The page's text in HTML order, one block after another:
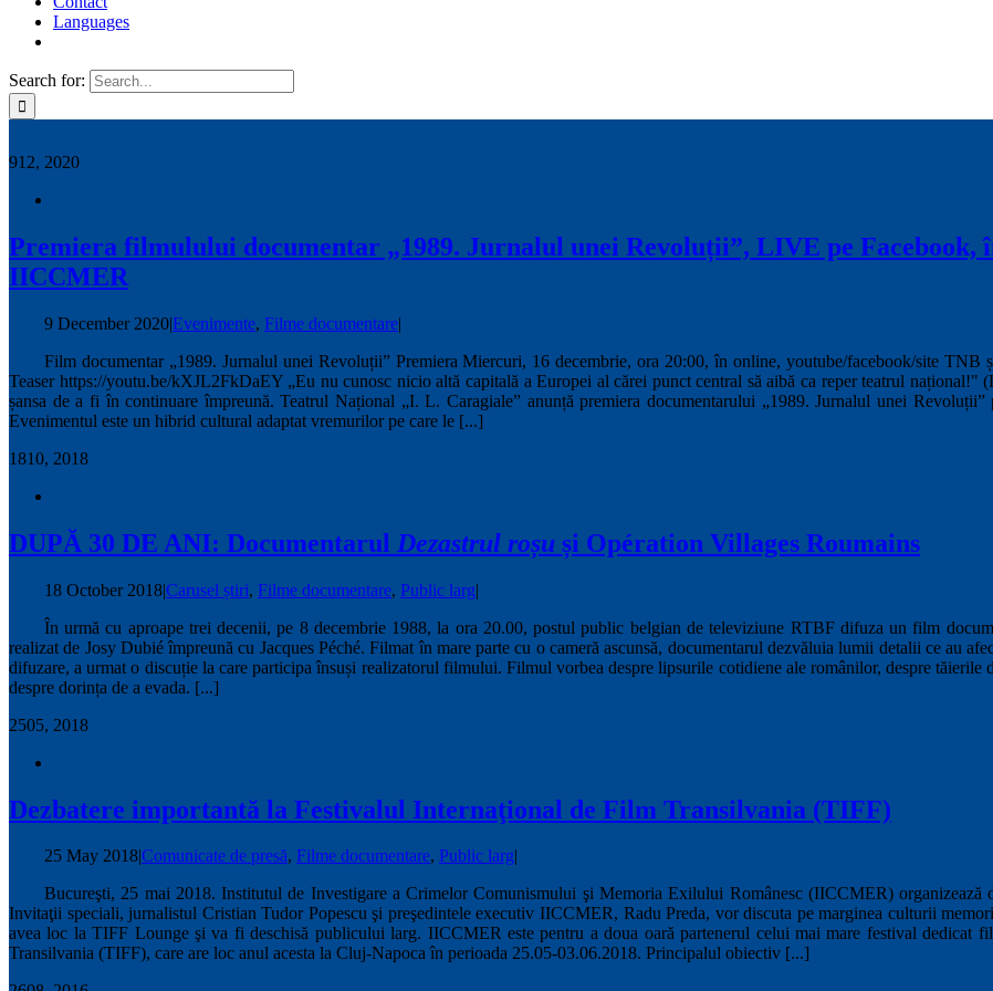
Languages
Search for:
912, 2020
Premiera filmulului documentar „1989. Jurnalul unei Revoluții”, LIVE pe
IICCMER
9 December 2020|Evenimente, Filme documentare|
Film documentar „1989. Jurnalul unei Revoluții” Premiera Miercuri, 16 decembrie, ora 20:00, în online, youtube/facebook/site
Teaser https://youtu.be/kXJL2FkDaEY „Eu nu cunosc nicio altă capitală a Europei al cărei punct central să aibă ca reper teatrul
șansa de a fi în continuare împreună. Teatrul Național „I. L. Caragiale” anunță premiera documentarului „1989. Jurnalul unei
Evenimentul este un hibrid cultural adaptat vremurilor pe care le [...]
1810, 2018
DUPĂ 30 DE ANI: Documentarul Dezastrul roșuși Opération Villages Roumains
18 October 2018|Carusel știri, Filme documentare, Public larg|
În urmă cu aproape trei decenii, pe 8 decembrie 1988, la ora 20.00, postul public belgian de televiziune RTBF difuza un film
realizat de Josy Dubié împreună cu Jacques Péché. Filmat în mare parte cu o cameră ascunsă, documentarul dezvăluia lumii detalii ce au
difuzare, a urmat o discuție la care participa însuși realizatorul filmului. Filmul vorbea despre lipsurile cotidiene ale românilor, despre tăierile
despre dorința de a evada. [...]
2505, 2018
Dezbatere importantă la Festivalul Internaţional de Film Transilvania (TIFF)
25 May 2018|Comunicate de presă, Filme documentare, Public larg|
Bucureşti, 25 mai 2018. Institutul de Investigare a Crimelor Comunismului şi Memoria Exilului Românesc (IICCMER) organizează
Invitaţii speciali, jurnalistul Cristian Tudor Popescu şi preşedintele executiv IICCMER, Radu Preda, vor discuta pe marginea culturii
avea loc la TIFF Lounge şi va fi deschisă publicului larg. IICCMER este pentru a doua oară partenerul celui mai mare festival dedicat
Transilvania (TIFF), care are loc anul acesta la Cluj-Napoca în perioada 25.05-03.06.2018. Principalul obiectiv [...]